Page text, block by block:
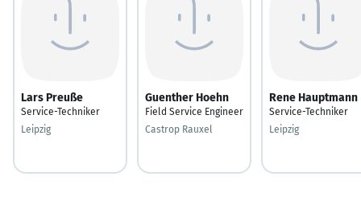
Lars Preuße
Service-Techniker
Leipzig
Guenther Hoehn
Field Service Engineer
Castrop Rauxel
Rene Hauptmann
Service-Techniker
Leipzig